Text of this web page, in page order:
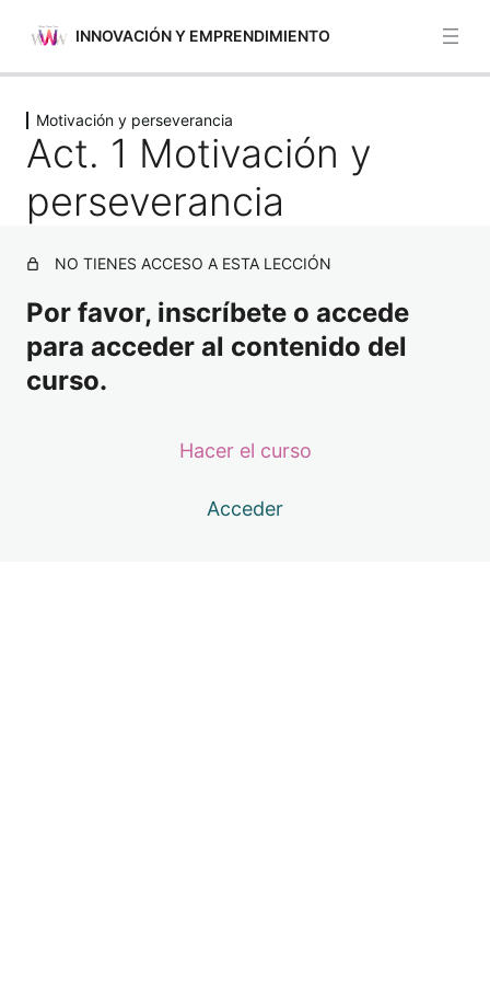
INNOVACIÓN Y EMPRENDIMIENTO
Identificación de oportunidades
5 lecciones
Autoconciencia y autoeficacia
4 lecciones
actores clave en la transformación
digital y social
4 lecciones
Motivación y perseverancia
Act. 2 Motivación y perseverancia
Motivación y perseverancia
Act. 1 Motivación y
perseverancia
NO TIENES ACCESO A ESTA LECCIÓN
Por favor, inscríbete o accede
para acceder al contenido del
curso.
Hacer el curso
Acceder